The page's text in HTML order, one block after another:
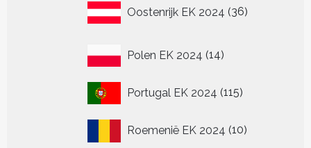
Oostenrijk EK 2024 36
producten
Polen EK 2024 1414
Portugal EK 2024 115115
Roemenië EK 2024 1010